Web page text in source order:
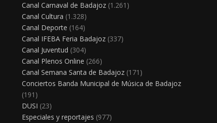
Canal Carnaval de Badajoz(1.261)
Canal Cultura (1.328)
Canal Deporte (164)
Canal IFEBA Feria Badajoz(337)
Canal Juventud (304)
Canal Plenos Online (266)
Canal Semana Santa de Badajoz(171)
Conciertos Banda Municipal de Música de Badajoz
(191)
DUSI (23)
Especiales y reportajes (977)